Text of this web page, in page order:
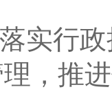
实行
，推